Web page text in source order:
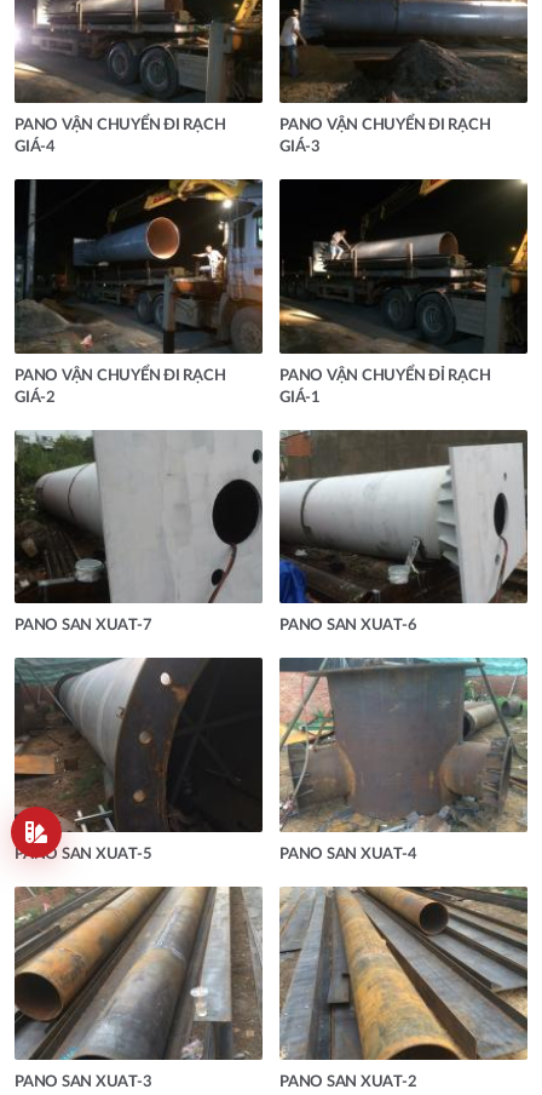
PANO VẬN CHUYỂN ĐI RẠCH
GIÁ-4
PANO VẬN CHUYỂN ĐI RẠCH
GIÁ-3
PANO VẬN CHUYỂN ĐI RẠCH
GIÁ-2
PANO VẬN CHUYỂN ĐỈ RẠCH
GIÁ-1
PANO SAN XUAT-7 PANO SAN XUAT-6
PANO SAN XUAT-5 PANO SAN XUAT-4
PANO SAN XUAT-3 PANO SAN XUAT-2